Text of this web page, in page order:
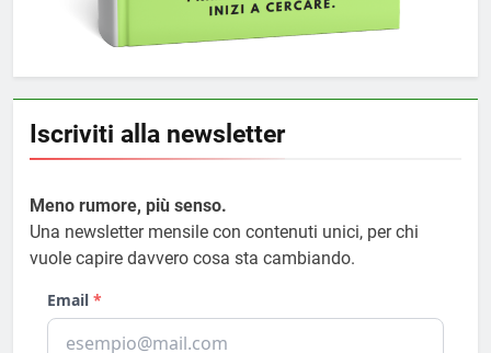
Iscriviti alla newsletter
Meno rumore, più senso.
Una newsletter mensile con contenuti unici, per chi
vuole capire davvero cosa sta cambiando.